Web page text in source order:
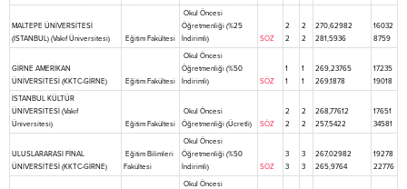
MALTEPE ÜNİVERSİTESİ
(İSTANBUL) (Vakıf Üniversitesi)
Eğitim Fakültesi
Okul Öncesi
Öğretmenliği (%25
İndirimli)
SÖZ
2
2
2
2
270,62982
281,5936
16032
8759
GİRNE AMERİKAN
ÜNİVERSİTESİ (KKTC-GİRNE)
Eğitim Fakültesi
Okul Öncesi
Öğretmenliği (%50
İndirimli)
SÖZ
1
1
1
1
269,23765
269,1878
17235
19018
İSTANBUL KÜLTÜR
ÜNİVERSİTESİ (Vakıf
Üniversitesi)
Eğitim Fakültesi
Okul Öncesi
Öğretmenliği (Ücretli)
SÖZ
2
2
2
2
268,77612
257,5422
17651
34581
ULUSLARARASI FİNAL
ÜNİVERSİTESİ (KKTC-GİRNE)
Eğitim Bilimleri
Fakültesi
Okul Öncesi
Öğretmenliği (%50
İndirimli)
SÖZ
3
3
3
3
267,02982
265,9764
19278
22776
Okul Öncesi